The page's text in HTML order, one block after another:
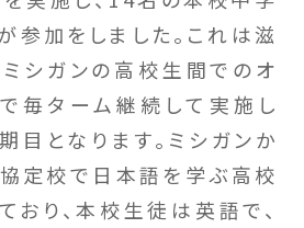
参加をしました。これは滋
シガンの高校生間でのオ
毎ターム継続して実施し
目となります。ミシガンか
定校で日本語を学ぶ高校
おり、本校生徒は英語で、